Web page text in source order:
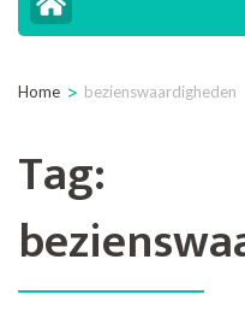
Home > bezienswaardigheden
Tag: